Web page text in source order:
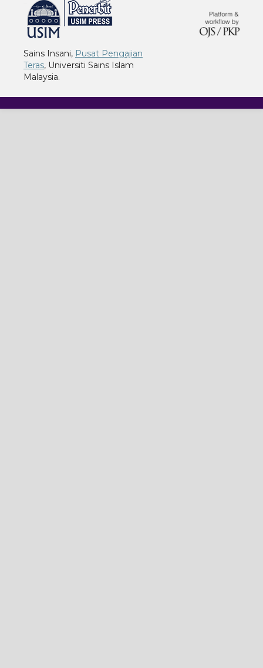
Sains Insani, Pusat Pengajian
Teras, Universiti Sains Islam
Malaysia.